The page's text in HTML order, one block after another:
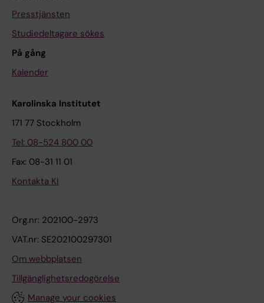
Presstjänsten
Studiedeltagare sökes
På gång
Kalender
Karolinska Institutet
171 77 Stockholm
Tel: 08-524 800 00
Fax: 08-31 11 01
Kontakta KI
Org.nr: 202100-2973
VAT.nr: SE202100297301
Om webbplatsen
Tillgänglighetsredogörelse
Manage your cookies